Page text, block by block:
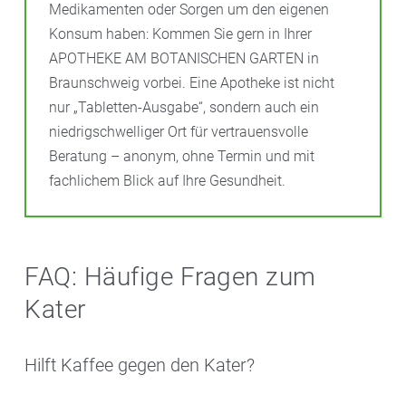
Medikamenten oder Sorgen um den eigenen
Konsum haben: Kommen Sie gern in Ihrer
APOTHEKE AM BOTANISCHEN GARTEN in
Braunschweig vorbei. Eine Apotheke ist nicht
nur „Tabletten-Ausgabe“, sondern auch ein
niedrigschwelliger Ort für vertrauensvolle
Beratung – anonym, ohne Termin und mit
fachlichem Blick auf Ihre Gesundheit.
FAQ: Häufige Fragen zum
Kater
Hilft Kaffee gegen den Kater?